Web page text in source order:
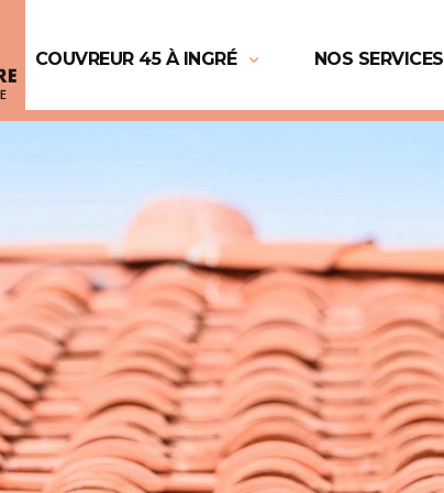
COUVREUR 45 À INGRÉ NOS SERVICES